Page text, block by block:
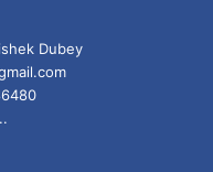
Dubey